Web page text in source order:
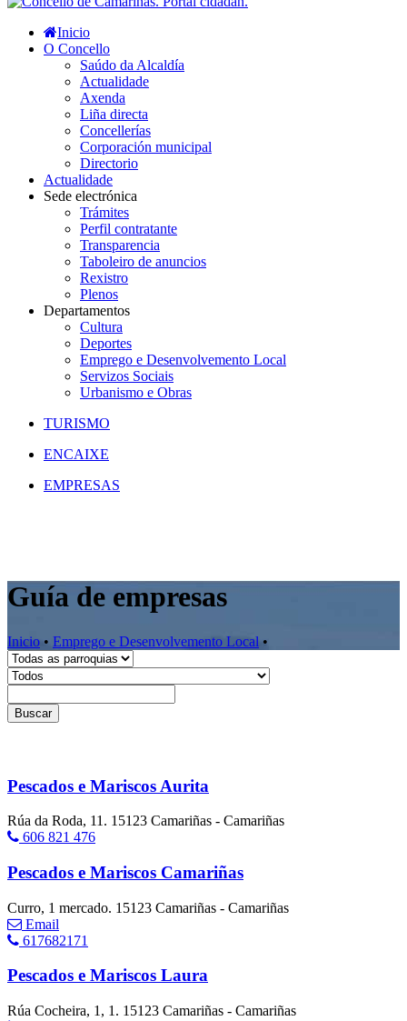
Inicio
O Concello
Saúdo da Alcaldía
Actualidade
Axenda
Liña directa
Concellerías
Corporación municipal
Directorio
Actualidade
Sede electrónica
Trámites
Perfil contratante
Transparencia
Taboleiro de anuncios
Rexistro
Plenos
Departamentos
Cultura
Deportes
Emprego e Desenvolvemento Local
Servizos Sociais
Urbanismo e Obras
TURISMO
ENCAIXE
EMPRESAS
Guía de empresas
Inicio • Emprego e Desenvolvemento Local •
Buscar
Pescados e Mariscos Aurita
Rúa da Roda, 11. 15123 Camariñas - Camariñas
606 821 476
Pescados e Mariscos Camariñas
Curro, 1 mercado. 15123 Camariñas - Camariñas
Email
617682171
Pescados e Mariscos Laura
Rúa Cocheira, 1, 1. 15123 Camariñas - Camariñas